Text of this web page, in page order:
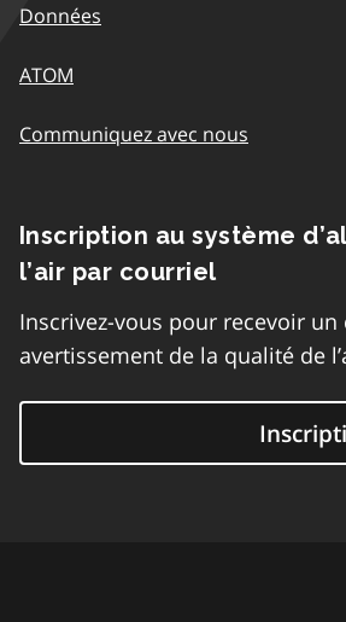
Données
ATOM
Communiquez avec nous
Inscription au système
l’air par courriel
Inscrivez-vous pour recevoir un
avertissement de la qualité de